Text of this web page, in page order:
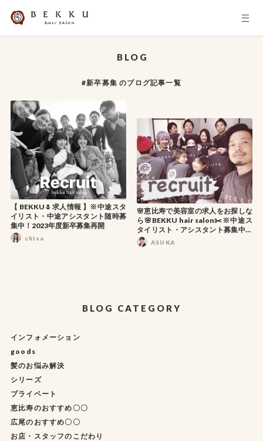
BLOG
#新卒募集 のブログ記事一覧
【 BEKKU🌷求人情報 】※中途スタ
イリスト・中途アシスタント随時募
集中！2023年度新卒募集再開
chisa
🌸恵比寿で美容室の求人をお探しな
ら🌸BEKKU hair salon✂️※中途ス
タイリスト・アシスタント募集中！
2023年度新卒募集開始
ASUKA
BLOG CATEGORY
インフォメーション
goods
髪のお悩み解決
シリーズ
プライベート
恵比寿のおすすめ〇〇
広尾のおすすめ〇〇
お店・スタッフのこだわり